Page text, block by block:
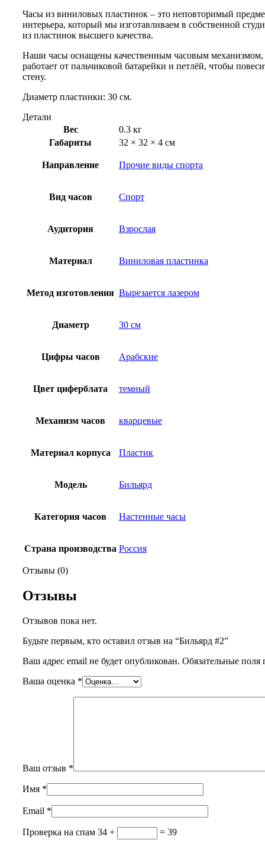
Часы из виниловых пластинок – это неповторимый
интерьера, который мы изготавливаем в собственной
из пластинок высшего качества.
Наши часы оснащены качественным часовым механизмом,
работает от пальчиковой батарейки и петлёй, чтобы
стену.
Диаметр пластинки: 30 см.
Детали
Вес
0.3 кг
Габариты
32 × 32 × 4 см
Направление Прочие виды спорта
Вид часов Спорт
Аудитория Взрослая
Материал Виниловая пластинка
Метод изготовления Вырезается лазером
Диаметр 30 см
Цифры часов Арабские
Цвет циферблата темный
Механизм часов кварцевые
Материал корпуса Пластик
Модель Бильярд
Категория часов Настенные часы
Страна производства Россия
Отзывы (0)
Отзывы
Отзывов пока нет.
Будьте первым, кто оставил отзыв на “Бильярд #2”
Ваш адрес email не будет опубликован. Обязательные
Ваша оценка *
Ваш отзыв *
Имя *
Email *
Проверка на спам 34 + = 39